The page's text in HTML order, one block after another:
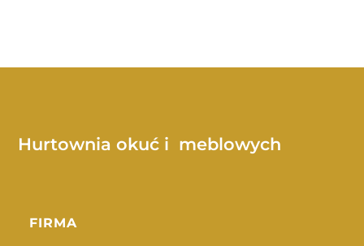
Hurtownia okuć i meblowych
FIRMA